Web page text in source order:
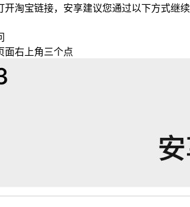
开淘宝链接，安享建议您通过以下方式继续
面右上角三个点